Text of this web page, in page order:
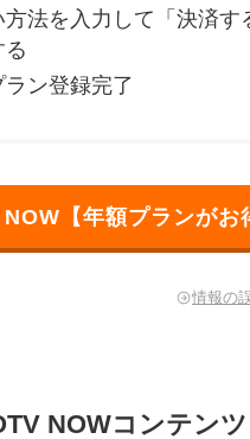
方法を入力して「決済す
る
ラン登録完了
【年額プランがお
情報の
NOWコンテン